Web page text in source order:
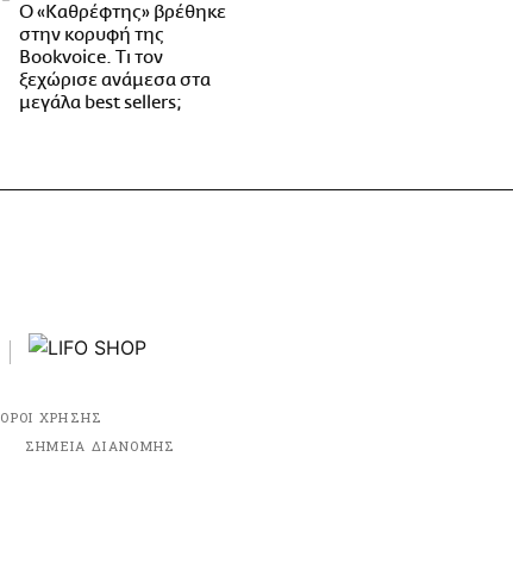
Ο «Καθρέφτης» βρέθηκε
στην κορυφή της
Bookvoice. Τι τον
ξεχώρισε ανάμεσα στα
μεγάλα best sellers;
ΟΡΟΙ ΧΡΗΣΗΣ
ΣΗΜΕΙΑ ΔΙΑΝΟΜΗΣ